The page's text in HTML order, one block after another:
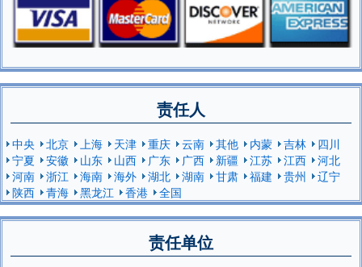
责任人
中央 北京 上海 天津 重庆 云南 其他 内蒙 吉林
四川
宁夏
安徽 山东 山西 广东 广西 新疆 江苏 江西
河北
河南
浙江 海南 海外 湖北 湖南 甘肃 福建 贵州
辽宁
陕西
青海 黑龙江 香港 全国
责任单位